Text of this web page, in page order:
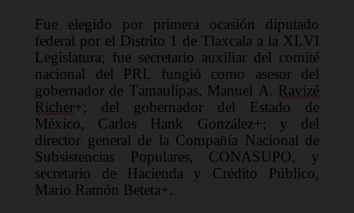
Fue elegido por primera ocasión diputado
federal por el Distrito 1 de Tlaxcala a la XLVI
Legislatura; fue secretario auxiliar del comité
nacional del PRI, fungió como asesor del
gobernador de Tamaulipas, Manuel A. Ravizé
Richer+; del gobernador del Estado de
México, Carlos Hank González+; y del
director general de la Compañía Nacional de
Subsistencias Populares, CONASUPO
secretario de Hacienda y Crédito Público,
Mario Ramón Beteta+.